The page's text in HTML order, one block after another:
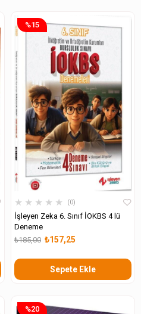
★ ★ ★ ★ ★ 0
İşleyen Zeka 6. Sınıf İOKBS 4 lü
Deneme
₺157,25
₺185,00
Sepete Ekle
%15
%20